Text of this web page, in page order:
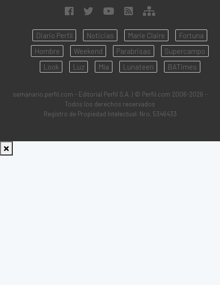
Diario Perfil Noticias Marie Claire
Fortuna
Hombre
Weekend Parabrisas
Supercampo
Look
Luz Mía Lunateen BATimes
semanario.perfil.com - Editorial Perfil S.A. | © Perfil.com 2006-2026 -
Todos los derechos reservados
Registro de Propiedad Intelectual: Nro. 5346433